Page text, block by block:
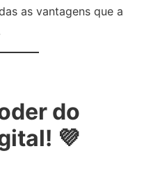
as vantagens que a
do
💜